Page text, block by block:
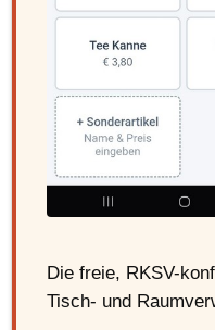
Die freie, RKSV-
Tisch- und